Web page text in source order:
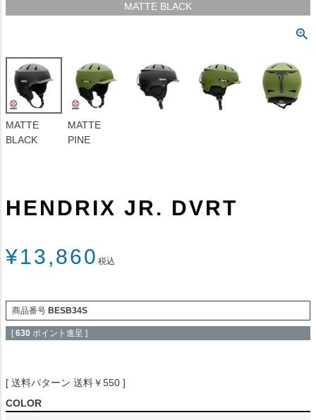
MATTE BLACK
MATTE
BLACK
MATTE
PINE
HENDRIX JR. DVRT
¥13,860 税込
商品番号 BESB34S
[ 630 ポイント進呈 ]
送料パターン 送料￥550
COLOR